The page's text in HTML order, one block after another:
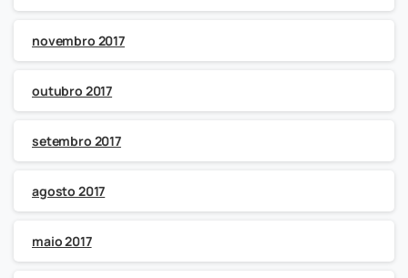
novembro 2017
outubro 2017
setembro 2017
agosto 2017
maio 2017